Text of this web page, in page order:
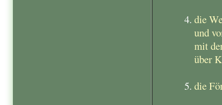
die
und
mit
über
die